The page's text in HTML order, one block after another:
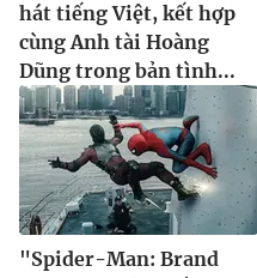
hát tiếng Việt, kết hợp
cùng Anh tài Hoàng
Dũng trong bản tình...
"Spider-Man: Brand